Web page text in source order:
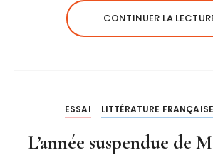
CONTINUER LA
ESSAI LITTÉRATURE FRANÇAISE
L’année suspendue de